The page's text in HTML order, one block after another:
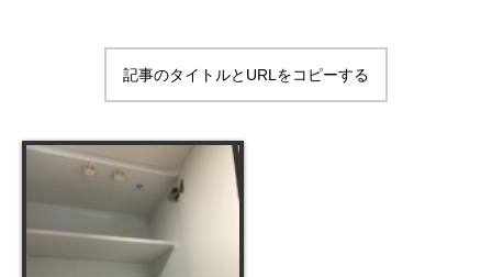
記事のタイトルとURLをコピーする